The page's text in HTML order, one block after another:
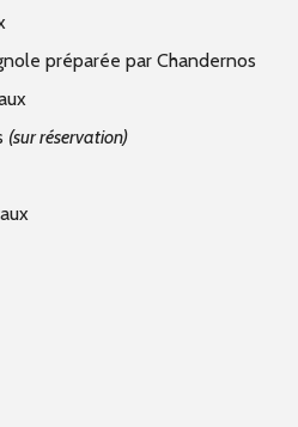
préparée par Chandernos
(sur réservation)